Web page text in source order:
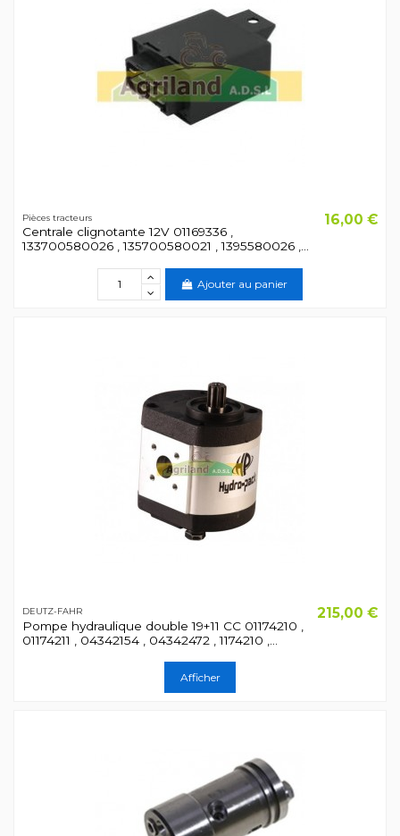
Pièces tracteurs
Centrale clignotante 12V 01169336 ,
133700580026 , 135700580021 , 1395580026 ,...
16,00 €
Ajouter au panier
DEUTZ-FAHR
Pompe hydraulique double 19+11 CC 01174210 ,
01174211 , 04342154 , 04342472 , 1174210 ,...
215,00 €
Afficher